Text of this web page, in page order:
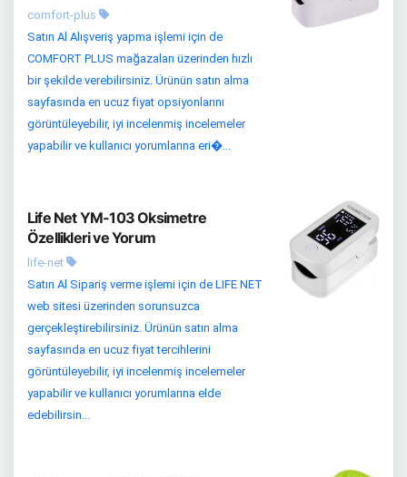
comfort-plus
Satın Al Alışveriş yapma işlemi için de
COMFORT PLUS mağazaları üzerinden hızlı
bir şekilde verebilirsiniz. Ürünün satın alma
sayfasında en ucuz fiyat opsiyonlarını
görüntüleyebilir, iyi incelenmiş incelemeler
yapabilir ve kullanıcı yorumlarına eri�...
Life Net YM-103 Oksimetre
Özellikleri ve Yorum
life-net
Satın Al Sipariş verme işlemi için de LIFE NET
web sitesi üzerinden sorunsuzca
gerçekleştirebilirsiniz. Ürünün satın alma
sayfasında en ucuz fiyat tercihlerini
görüntüleyebilir, iyi incelenmiş incelemeler
yapabilir ve kullanıcı yorumlarına elde
edebilirsin...